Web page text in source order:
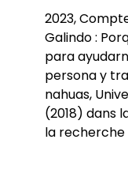
2023,
Galindo :
para
persona y
nahuas,
(2018) dans
la recherche